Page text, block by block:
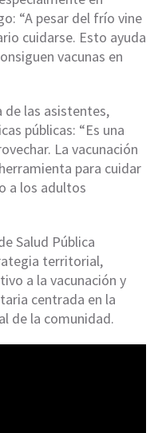
“A pesar del frío vine
cuidarse. Esto ayuda
vacunas en
de las asistentes,
públicas: “Es una
La vacunación
para cuidar
a los adultos
Salud Pública
territorial,
a la vacunación y
centrada en la
de la comunidad.